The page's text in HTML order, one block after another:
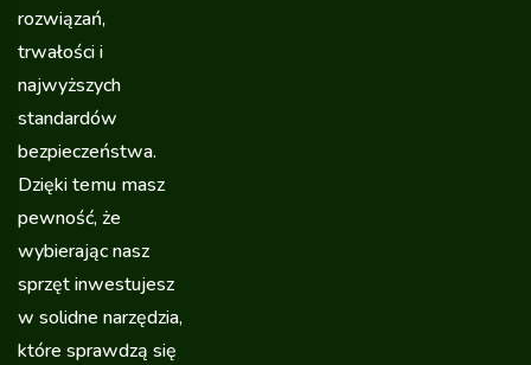
rozwiązań,
trwałości i
najwyższych
standardów
bezpieczeństwa.
Dzięki temu masz
pewność, że
wybierając nasz
sprzęt inwestujesz
w solidne narzędzia,
które sprawdzą się